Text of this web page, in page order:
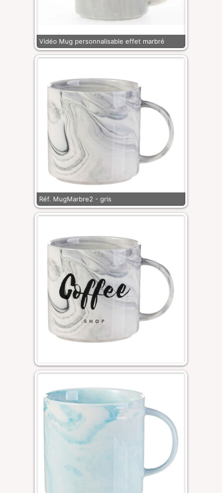
Vidéo Mug personnalisable effet marbré
Réf. MugMarbre2 - gris